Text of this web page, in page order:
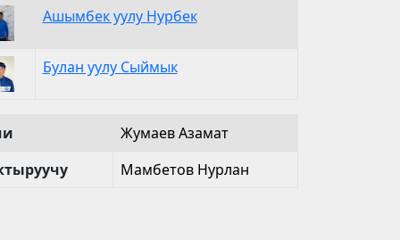
Ашымбек уулу Нурбек
Булан уулу Сыймык
Жумаев Азамат
Мамбетов Нурлан